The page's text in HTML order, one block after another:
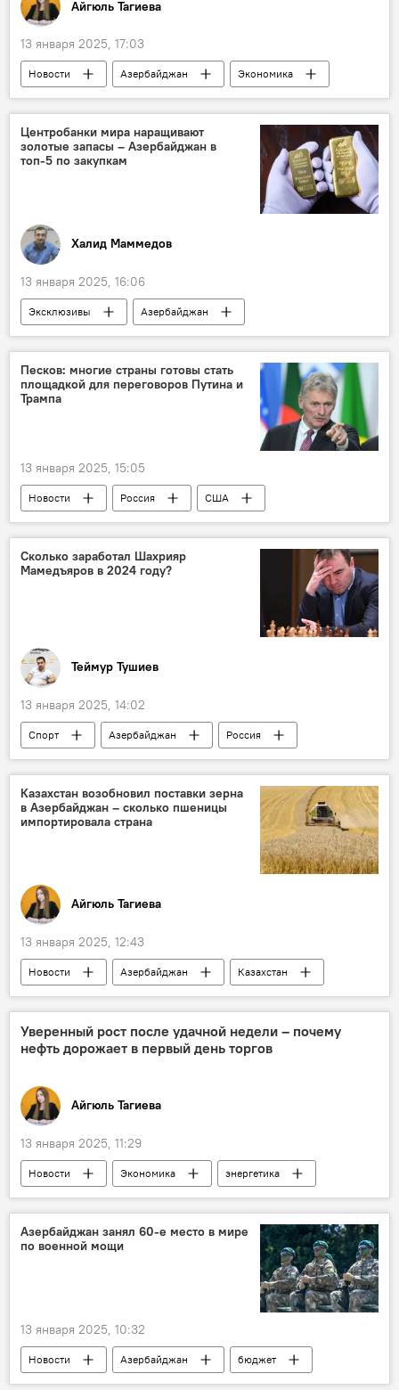
Айгюль Тагиева
13 января 2025, 17:03
Новости Азербайджан
Экономика
Рост
Экономический рост
Показатели
энергоресурсы
ООН
Fitch Ratings
Инфляция
Центробанки мира наращивают
золотые запасы – Азербайджан в
топ-5 по закупкам
Халид Маммедов
13 января 2025, 16:06
Эксклюзивы
Азербайджан
Экономика
Золото
запасы золота
Активы
Инвестиции
Инвесторы
Песков: многие страны готовы стать
площадкой для переговоров Путина и
Трампа
13 января 2025, 15:05
Новости Россия
США
Дмитрий Песков
Владимир Путин
Дональд Трамп
Переговоры
площадка
Сколько заработал Шахрияр
Мамедъяров в 2024 году?
Теймур Тушиев
13 января 2025, 14:02
Спорт Азербайджан
Россия
Международная федерация шахмат (FIDE)
заработок
Шахматный турнир
Шахрияр Мамедъяров
Казахстан возобновил поставки зерна
в Азербайджан – сколько пшеницы
импортировала страна
Айгюль Тагиева
13 января 2025, 12:43
Новости Азербайджан
Казахстан
Экономика
Внешняя торговля
Сельхозпродукция
Зерно
Рост Экспорт
Уверенный рост после удачной недели – почему
нефть дорожает в первый день торгов
Айгюль Тагиева
13 января 2025, 11:29
Новости Экономика
энергетика
Нефть
Добыча нефти
нефтегазовая отрасль
Brent
WTI
Азербайджан занял 60-е место в мире
по военной мощи
13 января 2025, 10:32
Новости Азербайджан
бюджет
государственный бюджет
Военный парад